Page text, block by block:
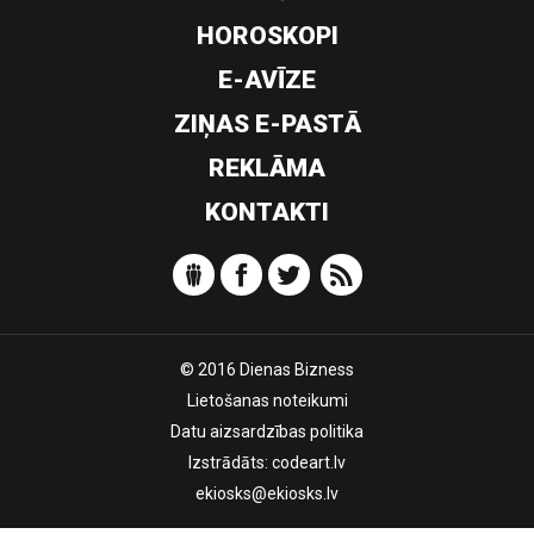
HOROSKOPI
E-AVĪZE
ZIŅAS E-PASTĀ
REKLĀMA
KONTAKTI
© 2016 Dienas Bizness
Lietošanas noteikumi
Datu aizsardzības politika
Izstrādāts: codeart.lv
ekiosks@ekiosks.lv